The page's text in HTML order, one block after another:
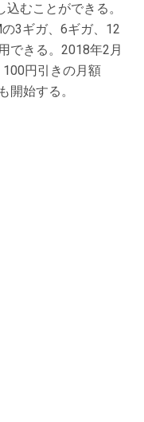
むことができる。
3ギガ、6ギガ、12
できる。2018年2月
円引きの月額
開始する。